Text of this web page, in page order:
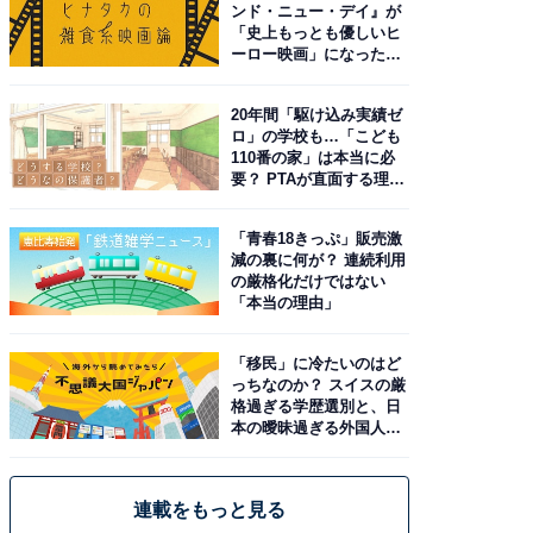
ンド・ニュー・デイ』が
「史上もっとも優しいヒ
ーロー映画」になった理
20年間「駆け込み実績ゼ
ロ」の学校も…「こども
110番の家」は本当に必
要？ PTAが直面する理想
「青春18きっぷ」販売激
減の裏に何が？ 連続利用
の厳格化だけではない
「本当の理由」
「移民」に冷たいのはど
っちなのか？ スイスの厳
格過ぎる学歴選別と、日
本の曖昧過ぎる外国人政
連載をもっと見る